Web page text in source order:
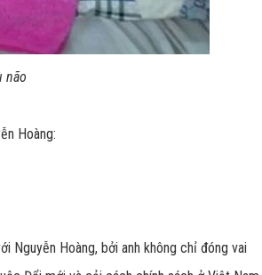
não
Hoàng:
Nguyễn Hoàng, bởi anh không chỉ đóng vai